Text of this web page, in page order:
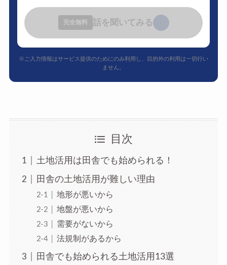
完全無料 話を聞いてみる
※ご入力情報はサービス提供のためにのみ利用し、目的外の利用は一切行い
ません。
目次
土地活用は田舎でも始められる！
田舎の土地活用が難しい理由
地形が悪いから
地盤が悪いから
需要がないから
法規制があるから
田舎でも始められる土地活用13選